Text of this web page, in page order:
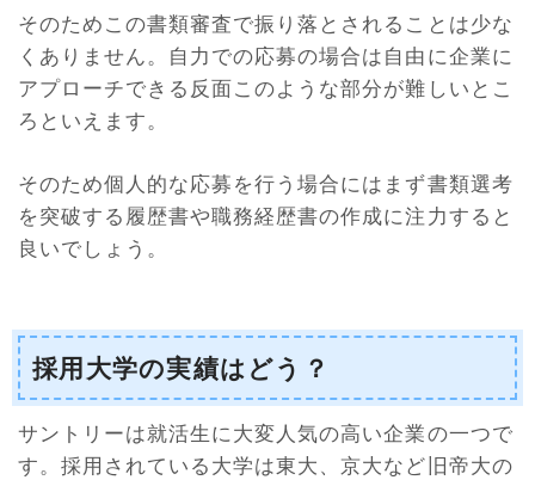
そのためこの書類審査で振り落とされることは少な
くありません。自力での応募の場合は自由に企業に
アプローチできる反面このような部分が難しいとこ
ろといえます。
そのため個人的な応募を行う場合にはまず書類選考
を突破する履歴書や職務経歴書の作成に注力すると
良いでしょう。
採用大学の実績はどう？
サントリーは就活生に大変人気の高い企業の一つで
す。採用されている大学は東大、京大など旧帝大の